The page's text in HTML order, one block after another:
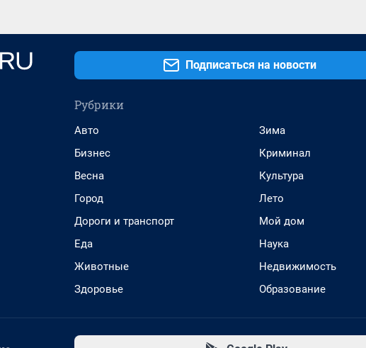
Подписаться на новости
Рубрики
Авто
Бизнес
Весна
Город
Дороги и транспорт
Еда
Животные
Здоровье
Зима
Криминал
Культура
Лето
Мой дом
Наука
Недвижимость
Образование